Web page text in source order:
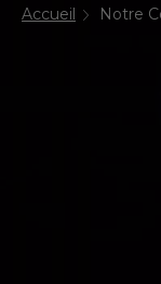
Accueil Notre